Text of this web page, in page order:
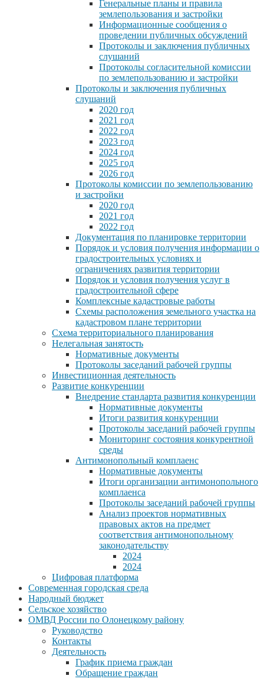
Генеральные планы и правила
землепользования и застройки
Информационные сообщения о
проведении публичных обсуждений
Протоколы и заключения публичных
слушаний
Протоколы согласительной комиссии
по землепользованию и застройки
Протоколы и заключения публичных
слушаний
2020 год
2021 год
2022 год
2023 год
2024 год
2025 год
2026 год
Протоколы комиссии по землепользованию
и застройки
2020 год
2021 год
2022 год
Документация по планировке территории
Порядок и условия получения информации о
градостроительных условиях и
ограничениях развития территории
Порядок и условия получения услуг в
градостроительной сфере
Комплексные кадастровые работы
Схемы расположения земельного участка на
кадастровом плане территории
Схема территориального планирования
Нелегальная занятость
Нормативные документы
Протоколы заседаний рабочей группы
Инвестиционная деятельность
Развитие конкуренции
Внедрение стандарта развития конкуренции
Нормативные документы
Итоги развития конкуренции
Протоколы заседаний рабочей группы
Мониторинг состояния конкурентной
среды
Антимонопольный комплаенс
Нормативные документы
Итоги организации антимонопольного
комплаенса
Протоколы заседаний рабочей группы
Анализ проектов нормативных
правовых актов на предмет
соответствия антимонопольному
законодательству
2024
2024
Цифровая платформа
Современная городская среда
Народный бюджет
Сельское хозяйство
ОМВД России по Олонецкому району
Руководство
Контакты
Деятельность
График приема граждан
Обращение граждан